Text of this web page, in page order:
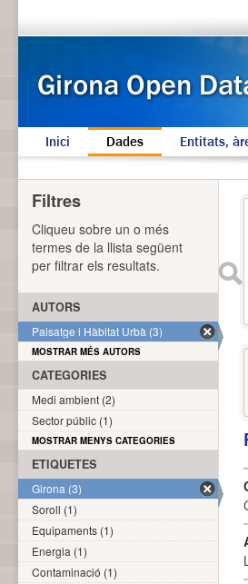
Inici Dades Entitats,
Filtres
Cliqueu sobre un o més
termes de la llista següent
per filtrar els resultats.
AUTORS
Paisatge i Hàbitat Urbà (3)
MOSTRAR MÉS AUTORS
CATEGORIES
Medi ambient (2)
Sector públic (1)
MOSTRAR MENYS CATEGORIES
ETIQUETES
Girona (3)
Soroll (1)
Equipaments (1)
Energia (1)
Contaminació (1)